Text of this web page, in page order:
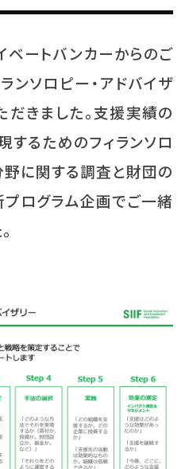
ベートバンカーからのご
ンソロピー・アドバイザ
だきました。支援実績の
するためのフィランソロ
野に関する調査と財団の
ログラム企画でご一緒